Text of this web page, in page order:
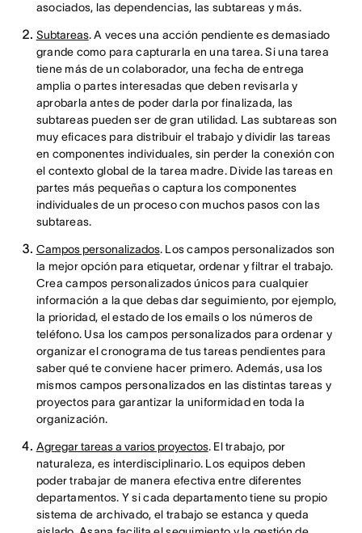
asociados, las dependencias, las subtareas y más.
Subtareas. A veces una acción pendiente es demasiado
grande como para capturarla en una tarea. Si una tarea
tiene más de un colaborador, una fecha de entrega
amplia o partes interesadas que deben revisarla y
aprobarla antes de poder darla por finalizada, las
subtareas pueden ser de gran utilidad. Las subtareas son
muy eficaces para distribuir el trabajo y dividir las tareas
en componentes individuales, sin perder la conexión con
el contexto global de la tarea madre. Divide las tareas en
partes más pequeñas o captura los componentes
individuales de un proceso con muchos pasos con las
subtareas.
Campos personalizados. Los campos personalizados son
la mejor opción para etiquetar, ordenar y filtrar el trabajo.
Crea campos personalizados únicos para cualquier
información a la que debas dar seguimiento, por ejemplo,
la prioridad, el estado de los emails o los números de
teléfono. Usa los campos personalizados para ordenar y
organizar el cronograma de tus tareas pendientes para
saber qué te conviene hacer primero. Además, usa los
mismos campos personalizados en las distintas tareas y
proyectos para garantizar la uniformidad en toda la
organización.
Agregar tareas a varios proyectos. El trabajo, por
naturaleza, es interdisciplinario. Los equipos deben
poder trabajar de manera efectiva entre diferentes
departamentos. Y si cada departamento tiene su propio
sistema de archivado, el trabajo se estanca y queda